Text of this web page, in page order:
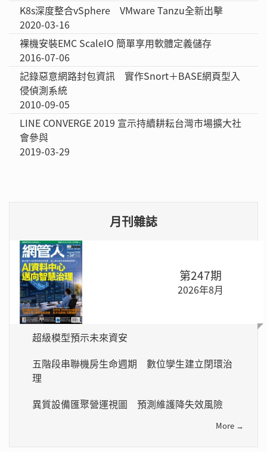
K8s深度整合vSphere VMware Tanzu全新出擊
2020-03-16
裸機安裝EMC ScaleIO 簡單享用軟體定義儲存
2016-07-06
記錄惡意網路封包資訊 實作Snort＋BASE網頁型入
侵偵測系統
2010-09-05
LINE CONVERGE 2019 宣示持續耕耘台灣市場擴大社
會參與
2019-03-29
月刊雜誌
第247期
2026年8月
超級模型預示未來資安
五階段串聯機房生命週期 數位孿生建立閉環治
理
異質設備匯聚營運視圖 預測維護降失效風險
More →